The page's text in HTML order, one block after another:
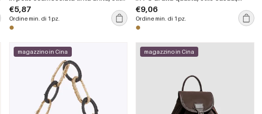
casual e soffice.
€5,87
Ordine min. di 1 pz.
patchwork, colori misti.
€9,06
Ordine min. di 1 pz.
magazzino in Cina magazzino in Cina